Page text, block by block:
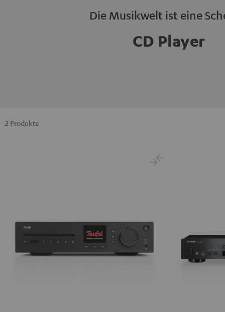
Die Musikwelt ist eine
CD Player
2 Produkte